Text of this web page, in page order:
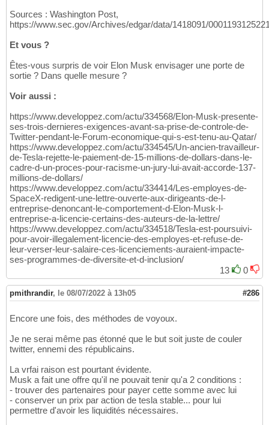
Sources : Washington Post,
https://www.sec.gov/Archives/edgar/data/1418091/
Et vous ?
Êtes-vous surpris de voir Elon Musk envisager une porte de
sortie ? Dans quelle mesure ?
Voir aussi :
https://www.developpez.com/actu/334568/Elon-Musk-presente-
ses-trois-dernieres-exigences-avant-sa-prise-de-controle-de-
Twitter-pendant-le-Forum-economique-qui-s-est-tenu-au-Qatar/
https://www.developpez.com/actu/334545/Un-ancien-travailleur-
de-Tesla-rejette-le-paiement-de-15-millions-de-dollars-dans-le-
cadre-d-un-proces-pour-racisme-un-jury-lui-avait-accorde-137-
millions-de-dollars/
https://www.developpez.com/actu/334414/Les-employes-de-
SpaceX-redigent-une-lettre-ouverte-aux-dirigeants-de-l-
entreprise-denoncant-le-comportement-d-Elon-Musk-l-
entreprise-a-licencie-certains-des-auteurs-de-la-lettre/
https://www.developpez.com/actu/334518/Tesla-est-poursuivi-
pour-avoir-illegalement-licencie-des-employes-et-refuse-de-
leur-verser-leur-salaire-ces-licenciements-auraient-impacte-
ses-programmes-de-diversite-et-d-inclusion/
13
0
pmithrandir, le 08/07/2022 à 13h05 #286
Encore une fois, des méthodes de voyoux.
Je ne serai même pas étonné que le but soit juste de couler
twitter, ennemi des républicains.
La vrfai raison est pourtant évidente.
Musk a fait une offre qu'il ne pouvait tenir qu'a 2 conditions :
- trouver des partenaires pour payer cette somme avec lui
- conserver un prix par action de tesla stable... pour lui
permettre d'avoir les liquidités nécessaires.